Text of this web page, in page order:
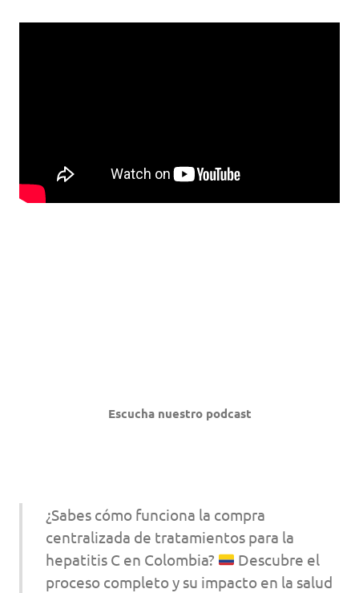
Escucha nuestro podcast
¿Sabes cómo funciona la compra
centralizada de tratamientos para la
hepatitis C en Colombia?
Descubre el
proceso completo y su impacto en la salud